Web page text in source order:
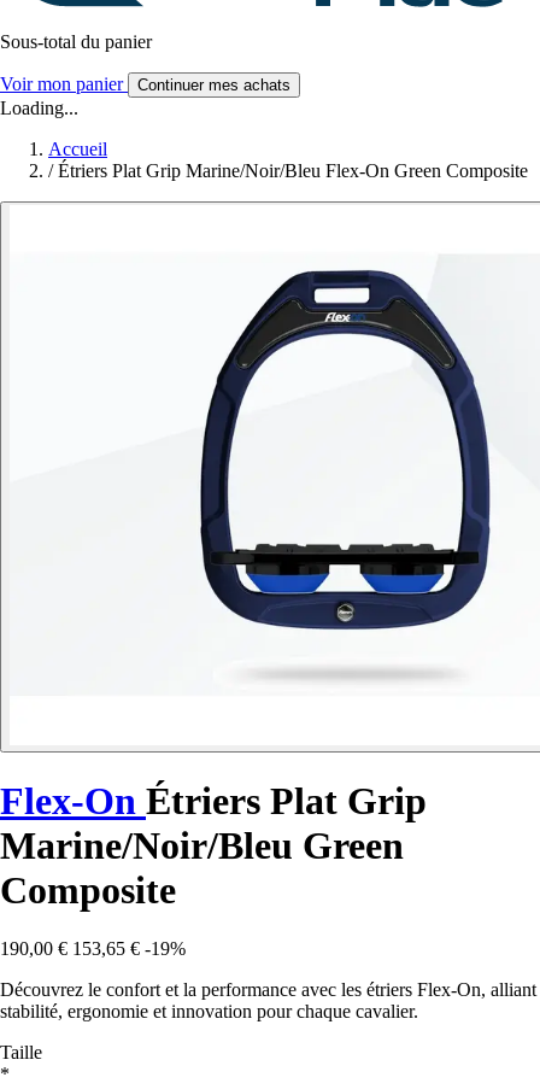
Sous-total du panier
Voir mon panier Continuer mes achats
Loading...
Accueil
/ Étriers Plat Grip Marine/Noir/Bleu Flex-On Green Composite
Flex-On Étriers Plat Grip
Marine/Noir/Bleu Green
Composite
190,00 € 153,65 € -19%
Découvrez le confort et la performance avec les étriers Flex-On, alliant
stabilité, ergonomie et innovation pour chaque cavalier.
Taille
*